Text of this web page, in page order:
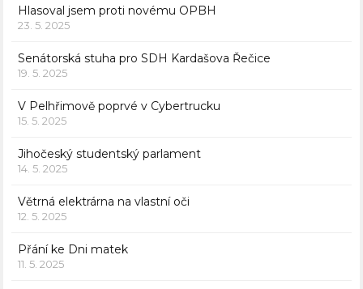
Hlasoval jsem proti novému OPBH
23. 5. 2025
Senátorská stuha pro SDH Kardašova Řečice
19. 5. 2025
V Pelhřimově poprvé v Cybertrucku
15. 5. 2025
Jihočeský studentský parlament
14. 5. 2025
Větrná elektrárna na vlastní oči
12. 5. 2025
Přání ke Dni matek
11. 5. 2025